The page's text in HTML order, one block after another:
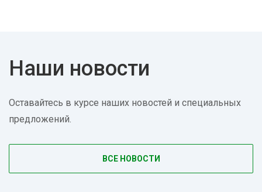
Наши новости
Оставайтесь в курсе наших новостей и специальных
предложений.
ВСЕ НОВОСТИ